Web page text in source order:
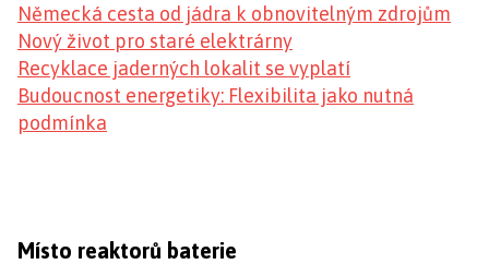
Německá cesta od jádra k obnovitelným zdrojům
Nový život pro staré elektrárny
Recyklace jaderných lokalit se vyplatí
Budoucnost energetiky: Flexibilita jako nutná
podmínka
Místo reaktorů baterie